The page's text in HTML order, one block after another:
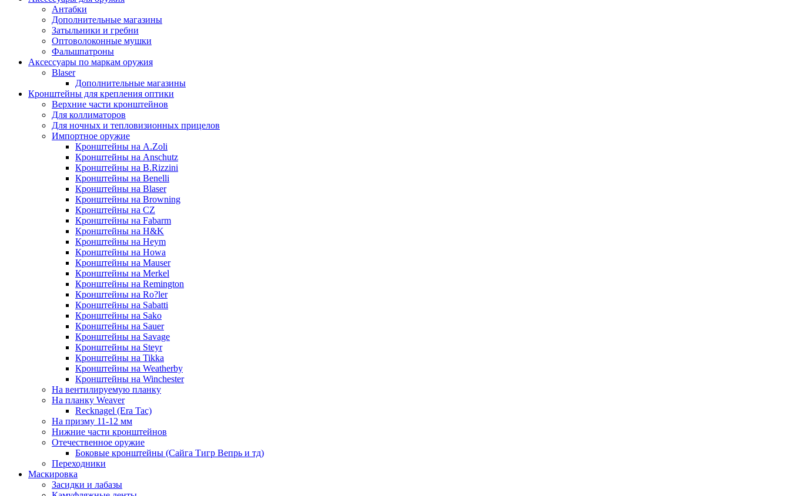
Антабки
Дополнительные магазины
Затыльники и гребни
Оптоволоконные мушки
Фальшпатроны
Аксессуары по маркам оружия
Blaser
Дополнительные магазины
Кронштейны для крепления оптики
Верхние части кронштейнов
Для коллиматоров
Для ночных и тепловизионных прицелов
Импортное оружие
Кронштейны на A.Zoli
Кронштейны на Anschutz
Кронштейны на B.Rizzini
Кронштейны на Benelli
Кронштейны на Blaser
Кронштейны на Browning
Кронштейны на CZ
Кронштейны на Fabarm
Кронштейны на H&K
Кронштейны на Heym
Кронштейны на Howa
Кронштейны на Mauser
Кронштейны на Merkel
Кронштейны на Remington
Кронштейны на Ro?ler
Кронштейны на Sabatti
Кронштейны на Sako
Кронштейны на Sauer
Кронштейны на Savage
Кронштейны на Steyr
Кронштейны на Tikka
Кронштейны на Weatherby
Кронштейны на Winchester
На вентилируемую планку
На планку Weaver
Recknagel (Era Tac)
На призму 11-12 мм
Нижние части кронштейнов
Отечественное оружие
Боковые кронштейны (Сайга Тигр Вепрь и тд)
Переходники
Маскировка
Засидки и лабазы